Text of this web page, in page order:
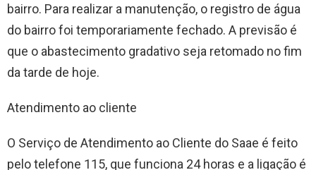
bairro. Para realizar a manutenção, o registro de água
do bairro foi temporariamente fechado. A previsão é
que o abastecimento gradativo seja retomado no fim
da tarde de hoje.
Atendimento ao cliente
O Serviço de Atendimento ao Cliente do Saae é feito
pelo telefone 115, que funciona 24 horas e a ligação é